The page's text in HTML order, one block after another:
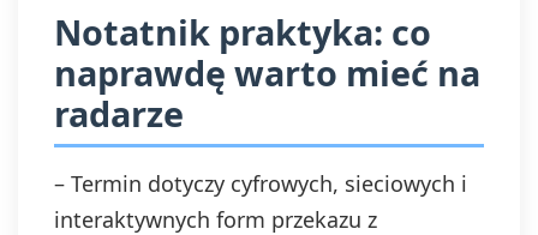
Notatnik praktyka: co
naprawdę warto mieć na
radarze
– Termin dotyczy cyfrowych, sieciowych i
interaktywnych form przekazu z